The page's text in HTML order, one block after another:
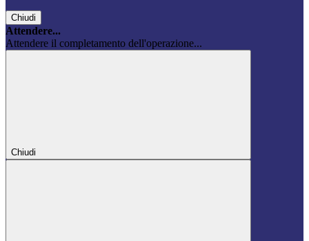
Chiudi
Attendere...
Attendere il completamento dell'operazione...
Chiudi